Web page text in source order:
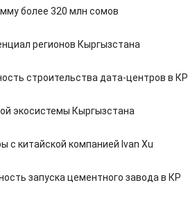
более 320 млн сомов
регионов Кыргызстана
строительства дата-центров в КР
экосистемы Кыргызстана
с китайской компанией Ivan Xu
запуска цементного завода в КР